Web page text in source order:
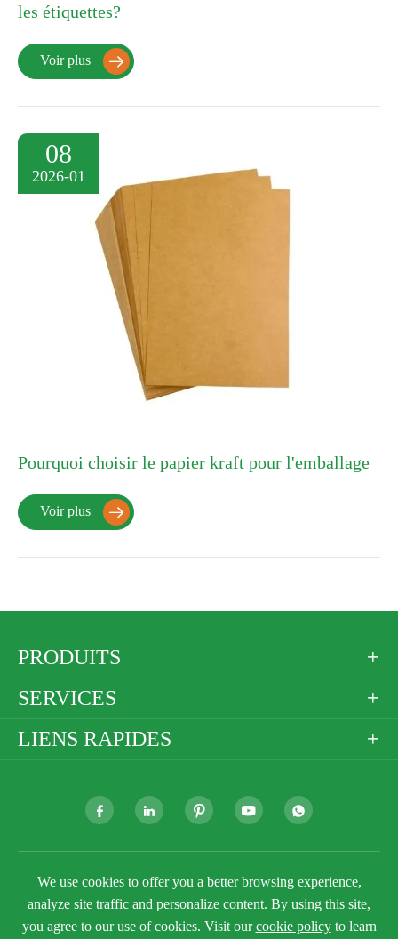
les étiquettes?
Voir plus 
08
2026-01
Pourquoi choisir le papier kraft pour l'emballage
Voir plus 
PRODUITS 
SERVICES 
LIENS RAPIDES 
    
Droit d'auteur © Golden Paper Company LimitedTous
droits réservés.
Plan du site
Politique de confidentialité

We use cookies to offer you a better browsing experience,
analyze site traffic and personalize content. By using this site,
you agree to our use of cookies. Visit ourcookie policyto learn